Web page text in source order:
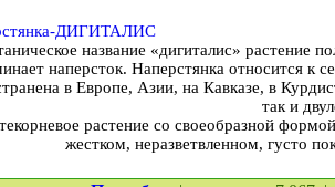
название «дигиталис» растение
наперсток. Наперстянка относится к
в Европе, Азии, на Кавказе, в
так и
растение со своеобразной
жестком, неразветвленном, густо